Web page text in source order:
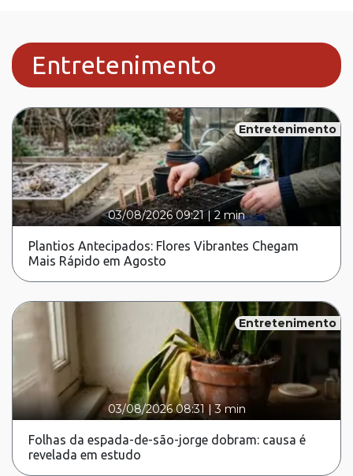
Entretenimento
Entretenimento
03/08/2026 09:21|2 min
Plantios Antecipados: Flores Vibrantes Chegam
Mais Rápido em Agosto
Entretenimento
03/08/2026 08:31 |3 min
Folhas da espada-de-são-jorge dobram: causa é
revelada em estudo